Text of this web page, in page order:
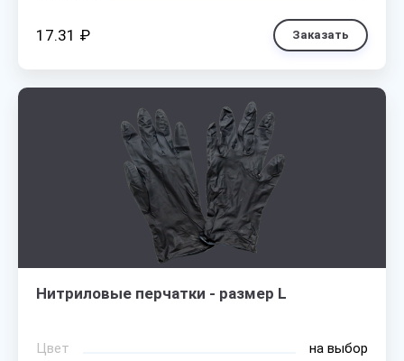
17.31 ₽ Заказать
Нитриловые перчатки - размер L
Цвет
на выбор